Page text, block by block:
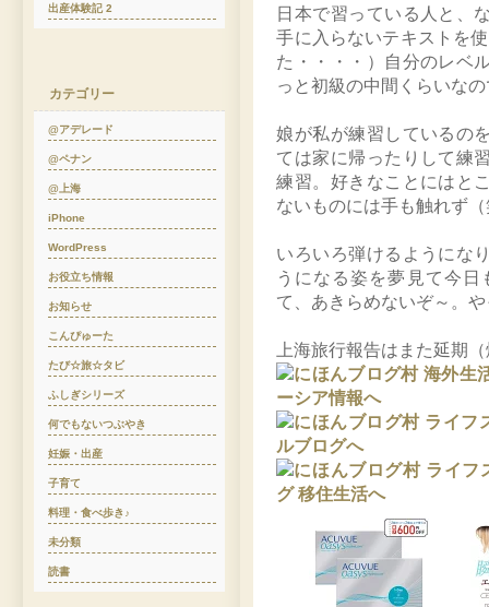
日本で習っている人と、
手に入らないテキストを
た・・・・）自分のレベ
っと初級の中間くらいな
娘が私が練習しているの
ては家に帰ったりして練
練習。好きなことにはと
ないものには手も触れず
いろいろ弾けるようにな
うになる姿を夢見て今
て、あきらめないぞ～。
上海旅行報告はまた延期
出産体験記 2
カテゴリー
@アデレード
@ペナン
@上海
iPhone
WordPress
お役立ち情報
お知らせ
こんぴゅーた
たび☆旅☆タビ
ふしぎシリーズ
何でもないつぶやき
妊娠・出産
子育て
料理・食べ歩き♪
未分類
読書